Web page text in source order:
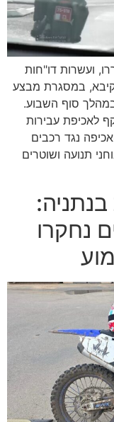
ועשרות דו"חות
במסגרת מבצע
סוף השבוע.
לאכיפת עבירות
נגד רכבים
תנועה ושוטרים
נחקרו